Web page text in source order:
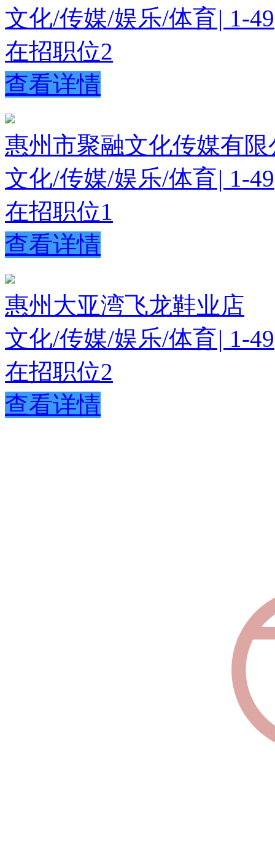
文化/传媒/娱乐/体育| 1-49
在招职位2
查看详情
惠州市聚融文化传媒有限
文化/传媒/娱乐/体育| 1-49
在招职位1
查看详情
惠州大亚湾飞龙鞋业店
文化/传媒/娱乐/体育| 1-49
在招职位2
查看详情